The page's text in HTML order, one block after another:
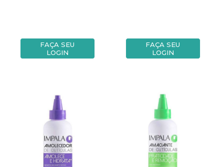
FAÇA SEU
LOGIN
FAÇA SEU
LOGIN